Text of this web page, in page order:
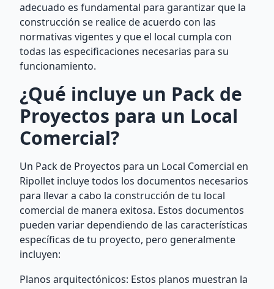
adecuado es fundamental para garantizar que la
construcción se realice de acuerdo con las
normativas vigentes y que el local cumpla con
todas las especificaciones necesarias para su
funcionamiento.
¿Qué incluye un Pack de
Proyectos para un Local
Comercial?
Un Pack de Proyectos para un Local Comercial en
Ripollet incluye todos los documentos necesarios
para llevar a cabo la construcción de tu local
comercial de manera exitosa. Estos documentos
pueden variar dependiendo de las características
específicas de tu proyecto, pero generalmente
incluyen:
Planos arquitectónicos: Estos planos muestran la